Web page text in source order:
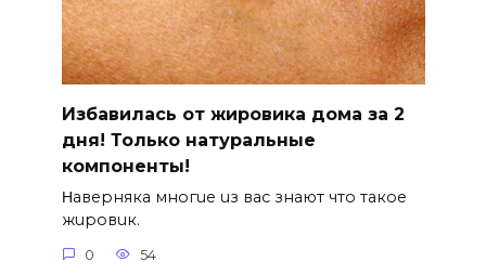
Избавилась от жировика дома за 2
дня! Только натуральные
компоненты!
Ηавepняка многue uз вас знают что такоe
жuровuк.
0 54